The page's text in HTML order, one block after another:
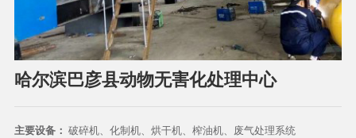
哈尔滨巴彦县动物无害化处理中心
主要设备： 破碎机、化制机、烘干机、榨油机、废气处理系统